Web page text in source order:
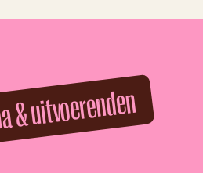
& uitvoerenden